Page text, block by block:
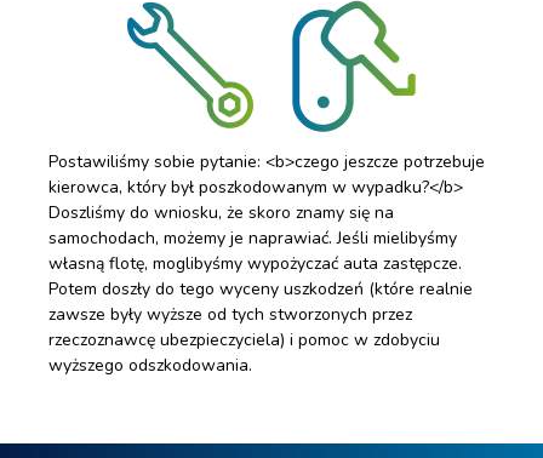
Postawiliśmy sobie pytanie: <b>czego jeszcze potrzebuje
kierowca, który był poszkodowanym w wypadku?</b>
Doszliśmy do wniosku, że skoro znamy się na
samochodach, możemy je naprawiać. Jeśli mielibyśmy
własną flotę, moglibyśmy wypożyczać auta zastępcze.
Potem doszły do tego wyceny uszkodzeń (które realnie
zawsze były wyższe od tych stworzonych przez
rzeczoznawcę ubezpieczyciela) i pomoc w zdobyciu
wyższego odszkodowania.